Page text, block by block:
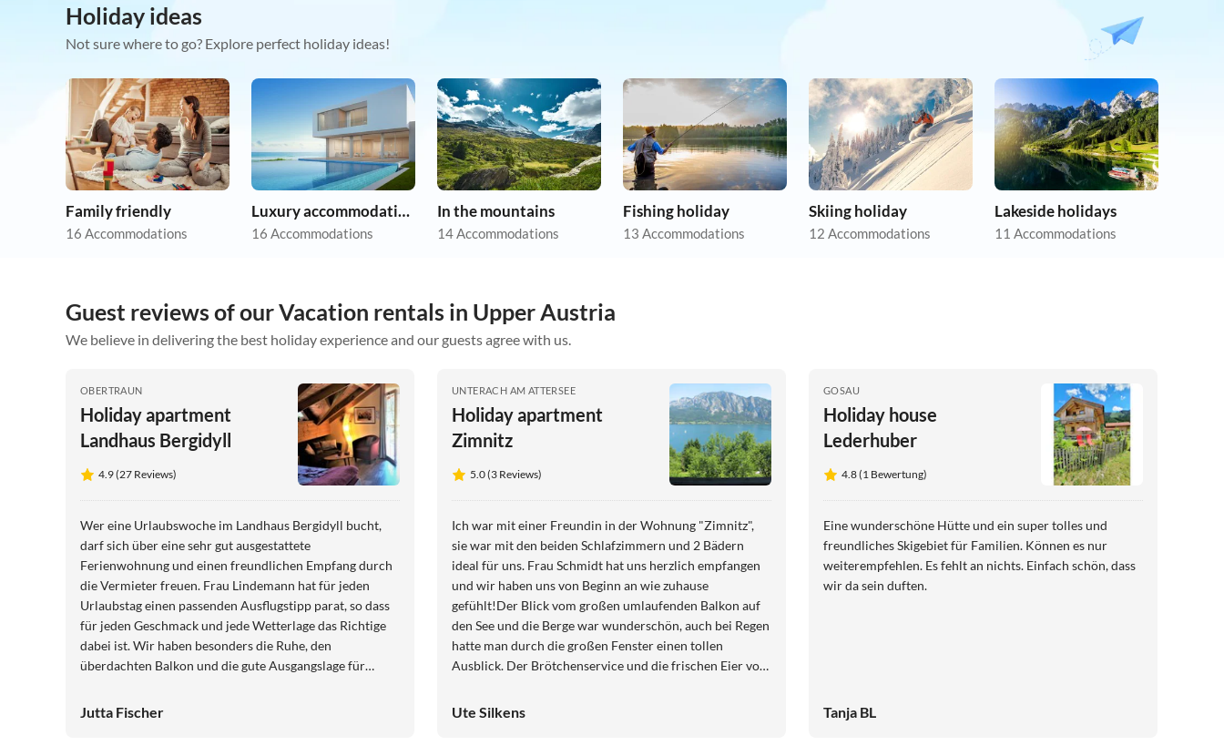
Holiday ideas
Not sure where to go? Explore perfect holiday ideas!
Family friendly
16 Accommodations
Luxury accommodation
16 Accommodations
In the mountains
14 Accommodations
Fishing holiday
13 Accommodations
Skiing holiday
12 Accommodations
Lakeside holidays
11 Accommodations
Guest reviews of our Vacation rentals in Upper Austria
We believe in delivering the best holiday experience and our guests agree with us.
OBERTRAUN
Holiday apartment
Landhaus Bergidyll
4.9 (27 Reviews)
Wer eine Urlaubswoche im Landhaus Bergidyll bucht,
darf sich über eine sehr gut ausgestattete
Ferienwohnung und einen freundlichen Empfang durch
die Vermieter freuen. Frau Lindemann hat für jeden
Urlaubstag einen passenden Ausflugstipp parat, so dass
für jeden Geschmack und jede Wetterlage das Richtige
dabei ist. Wir haben besonders die Ruhe, den
überdachten Balkon und die gute Ausgangslage für
die Unterkunft jeder Zeit wieder buchen.
Jutta Fischer
UNTERACH AM ATTERSEE
Holiday apartment
Zimnitz
5.0 (3 Reviews)
Ich war mit einer Freundin in der Wohnung "Zimnitz",
sie war mit den beiden Schlafzimmern und 2 Bädern
ideal für uns. Frau Schmidt hat uns herzlich empfangen
und wir haben uns von Beginn an wie zuhause
gefühlt!Der Blick vom großen umlaufenden Balkon auf
den See und die Berge war wunderschön, auch bei Regen
hatte man durch die großen Fenster einen tollen
Ausblick. Der Brötchenservice und die frischen Eier von
in den Tag verschönert. Der eigene Badeplatz ist schattig
Ute Silkens
GOSAU
Holiday house
Lederhuber
4.8 (1 Bewertung)
Eine wunderschöne Hütte und ein super tolles und
freundliches Skigebiet für Familien. Können es nur
weiterempfehlen. Es fehlt an nichts. Einfach schön, dass
wir da sein duften.
Tanja BL